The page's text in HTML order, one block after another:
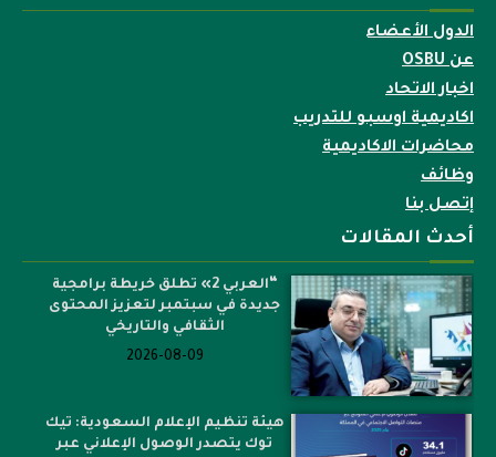
الدول الأعضاء
عن OSBU
اخبار الاتحاد
اكاديمية اوسبو للتدريب
محاضرات الاكاديمية
وظائف
إتصل بنا
أحدث المقالات
“العربي 2» تطلق خريطة برامجية
جديدة في سبتمبر لتعزيز المحتوى
الثقافي والتاريخي
2026-08-09
هيئة تنظيم الإعلام السعودية: تيك
توك يتصدر الوصول الإعلاني عبر